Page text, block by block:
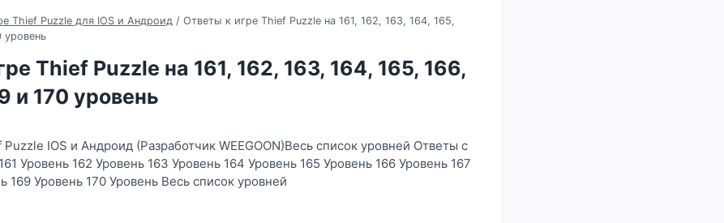
Thief Puzzle для IOS и Андроид / Ответы к игре Thief Puzzle на 161, 162, 163, 164, 165,
уровень
Thief Puzzle на 161, 162, 163, 164, 165, 166,
и 170 уровень
IOS и Андроид (Разработчик WEEGOON)Весь список уровней Ответы с
Уровень 162 Уровень 163 Уровень 164 Уровень 165 Уровень 166 Уровень 167
169 Уровень 170 Уровень Весь список уровней